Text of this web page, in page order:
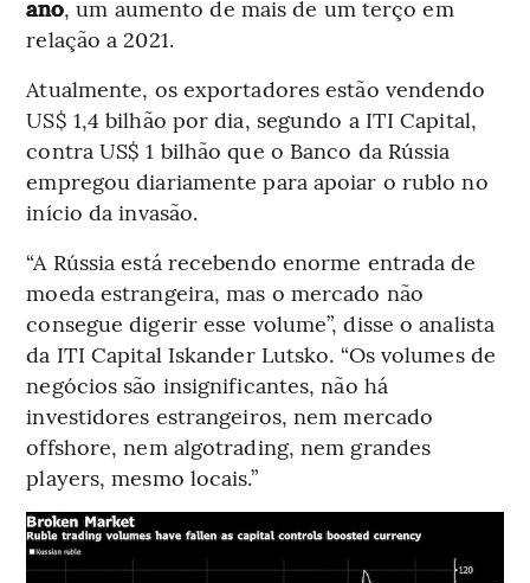
ano, um aumento de mais de um terço em
relação a 2021.
Atualmente, os exportadores estão vendendo
US$ 1,4 bilhão por dia, segundo a ITI Capital,
contra US$ 1 bilhão que o Banco da Rússia
empregou diariamente para apoiar o rublo no
início da invasão.
“A Rússia está recebendo enorme entrada de
moeda estrangeira, mas o mercado não
consegue digerir esse volume”, disse o analista
da ITI Capital Iskander Lutsko. “Os volumes de
negócios são insignificantes, não há
investidores estrangeiros, nem mercado
offshore, nem algotrading, nem grandes
players, mesmo locais.”